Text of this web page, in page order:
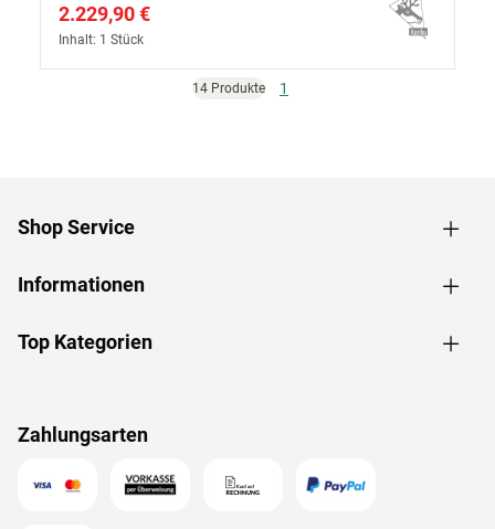
2.229,90 €
Inhalt: 1 Stück
14 Produkte 1
Shop Service
Informationen
Top Kategorien
Zahlungsarten